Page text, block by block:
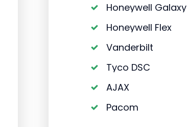
Honeywell Galaxy
Honeywell Flex
Vanderbilt
Tyco DSC
AJAX
Pacom